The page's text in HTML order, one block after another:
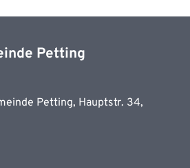
Petting
Petting, Hauptstr. 34,